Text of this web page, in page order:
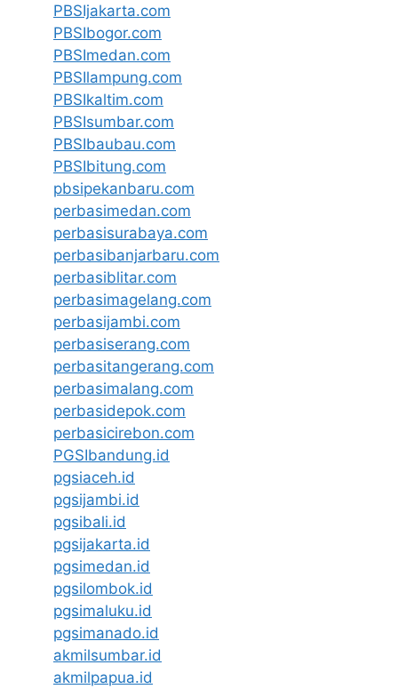
PBSIjakarta.com
PBSIbogor.com
PBSImedan.com
PBSIlampung.com
PBSIkaltim.com
PBSIsumbar.com
PBSIbaubau.com
PBSIbitung.com
pbsipekanbaru.com
perbasimedan.com
perbasisurabaya.com
perbasibanjarbaru.com
perbasiblitar.com
perbasimagelang.com
perbasijambi.com
perbasiserang.com
perbasitangerang.com
perbasimalang.com
perbasidepok.com
perbasicirebon.com
PGSIbandung.id
pgsiaceh.id
pgsijambi.id
pgsibali.id
pgsijakarta.id
pgsimedan.id
pgsilombok.id
pgsimaluku.id
pgsimanado.id
akmilsumbar.id
akmilpapua.id